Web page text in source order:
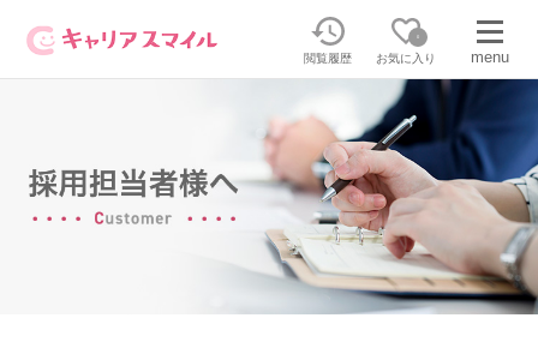
閲覧履歴
0
お気に入り menu
無料相談・お問い合わせはこちら
無料転職相談・お問い合わせの内容を
選択してください
正社員・パートの求人を探す
派遣求人を探す